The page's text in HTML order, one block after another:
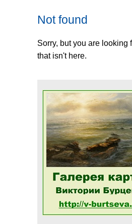
Not found
Sorry, but you are looking
that isn't here.